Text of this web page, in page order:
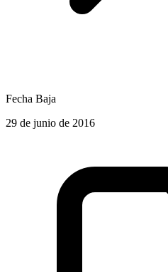
Fecha Baja
29 de junio de 2016